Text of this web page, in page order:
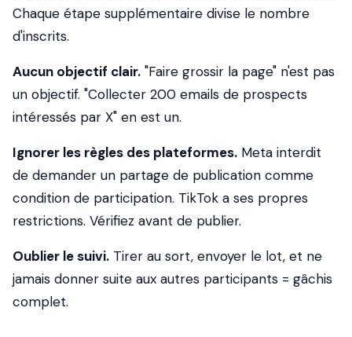
Chaque étape supplémentaire divise le nombre
d'inscrits.
Aucun objectif clair. "Faire grossir la page" n'est pas
un objectif. "Collecter 200 emails de prospects
intéressés par X" en est un.
Ignorer les règles des plateformes. Meta interdit
de demander un partage de publication comme
condition de participation. TikTok a ses propres
restrictions. Vérifiez avant de publier.
Oublier le suivi. Tirer au sort, envoyer le lot, et ne
jamais donner suite aux autres participants = gâchis
complet.